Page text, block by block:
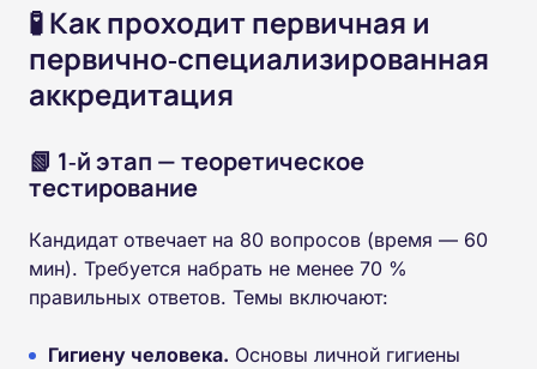
🧪 Как проходит первичная и
первично‑специализированная
аккредитация
📗 1‑й этап — теоретическое
тестирование
Кандидат отвечает на 80 вопросов (время — 60
мин). Требуется набрать не менее 70 %
правильных ответов. Темы включают:
Гигиену человека. Основы личной гигиены